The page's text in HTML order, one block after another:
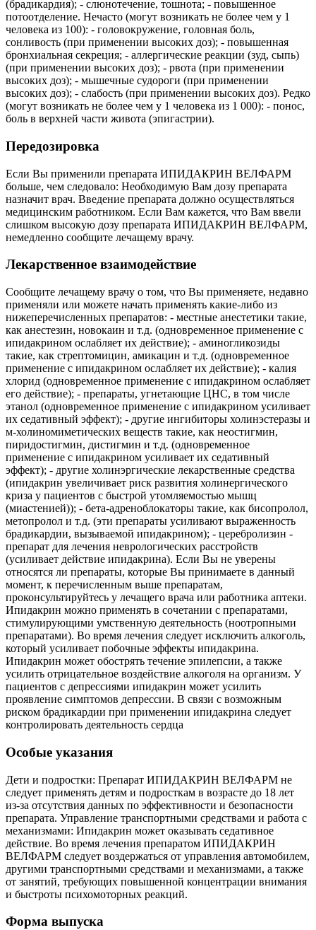
(брадикардия); - слюнотечение, тошнота; - повышенное
потоотделение. Нечасто (могут возникать не более чем у 1
человека из 100): - головокружение, головная боль,
сонливость (при применении высоких доз); - повышенная
бронхиальная секреция; - аллергические реакции (зуд, сыпь)
(при применении высоких доз); - рвота (при применении
высоких доз); - мышечные судороги (при применении
высоких доз); - слабость (при применении высоких доз). Редко
(могут возникать не более чем у 1 человека из 1 000): - понос,
боль в верхней части живота (эпигастрии).
Передозировка
Если Вы применили препарата ИПИДАКРИН ВЕЛФАРМ
больше, чем следовало: Необходимую Вам дозу препарата
назначит врач. Введение препарата должно осуществляться
медицинским работником. Если Вам кажется, что Вам ввели
слишком высокую дозу препарата ИПИДАКРИН ВЕЛФАРМ,
немедленно сообщите лечащему врачу.
Лекарственное взаимодействие
Сообщите лечащему врачу о том, что Вы применяете, недавно
применяли или можете начать применять какие-либо из
нижеперечисленных препаратов: - местные анестетики такие,
как анестезин, новокаин и т.д. (одновременное применение с
ипидакрином ослабляет их действие); - аминогликозиды
такие, как стрептомицин, амикацин и т.д. (одновременное
применение с ипидакрином ослабляет их действие); - калия
хлорид (одновременное применение с ипидакрином ослабляет
его действие); - препараты, угнетающие ЦНС, в том числе
этанол (одновременное применение с ипидакрином усиливает
их седативный эффект); - другие ингибиторы холинэстеразы и
м-холиномиметических веществ такие, как неостигмин,
пиридостигмин, дистигмин и т.д. (одновременное
применение с ипидакрином усиливает их седативный
эффект); - другие холинэргические лекарственные средства
(ипидакрин увеличивает риск развития холинергического
криза у пациентов с быстрой утомляемостью мышц
(миастенией)); - бета-адреноблокаторы такие, как бисопролол,
метопролол и т.д. (эти препараты усиливают выраженность
брадикардии, вызываемой ипидакрином); - церебролизин -
препарат для лечения неврологических расстройств
(усиливает действие ипидакрина). Если Вы не уверены
относятся ли препараты, которые Вы принимаете в данный
момент, к перечисленным выше препаратам,
проконсультируйтесь у лечащего врача или работника аптеки.
Ипидакрин можно применять в сочетании с препаратами,
стимулирующими умственную деятельность (ноотропными
препаратами). Во время лечения следует исключить алкоголь,
который усиливает побочные эффекты ипидакрина.
Ипидакрин может обострять течение эпилепсии, а также
усилить отрицательное воздействие алкоголя на организм. У
пациентов с депрессиями ипидакрин может усилить
проявление симптомов депрессии. В связи с возможным
риском брадикардии при применении ипидакрина следует
контролировать деятельность сердца
Особые указания
Дети и подростки: Препарат ИПИДАКРИН ВЕЛФАРМ не
следует применять детям и подросткам в возрасте до 18 лет
из-за отсутствия данных по эффективности и безопасности
препарата. Управление транспортными средствами и работа с
механизмами: Ипидакрин может оказывать седативное
действие. Во время лечения препаратом ИПИДАКРИН
ВЕЛФАРМ следует воздержаться от управления автомобилем,
другими транспортными средствами и механизмами, а также
от занятий, требующих повышенной концентрации внимания
и быстроты психомоторных реакций.
Форма выпуска